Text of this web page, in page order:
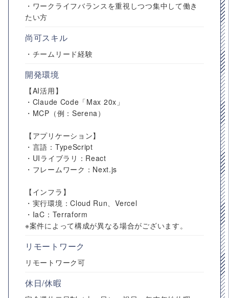
・ワークライフバランスを重視しつつ集中して働き
たい方
尚可スキル
・チームリード経験
開発環境
【AI活用】
・Claude Code「Max 20x」
・MCP（例：Serena）
【アプリケーション】
・言語：TypeScript
・UIライブラリ：React
・フレームワーク：Next.js
【インフラ】
・実行環境：Cloud Run、Vercel
・IaC：Terraform
※案件によって構成が異なる場合がございます。
リモートワーク
リモートワーク可
休日/休暇